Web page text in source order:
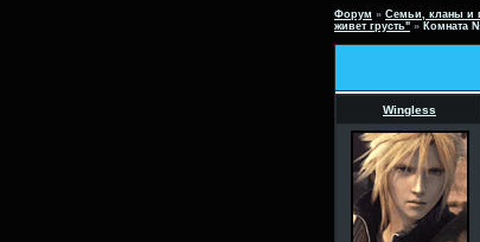
Форум » Семьи, кланы и
живет грусть" » Комната
Wingless